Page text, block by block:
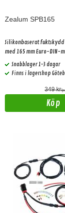
Zealum SPB165
Silikonbaserat
med 165 mm Euro-DIN-
Snabblager 1-3 dagar
Finns i lagershop
349 kr/
Köp